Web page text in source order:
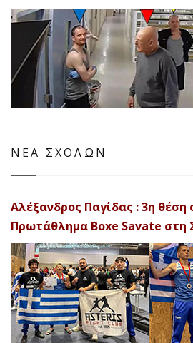
ΝΕΑ ΣΧΟΛΩΝ
Αλέξανδρος Παγίδας : 3η
Πρωτάθλημα Boxe Savate στη